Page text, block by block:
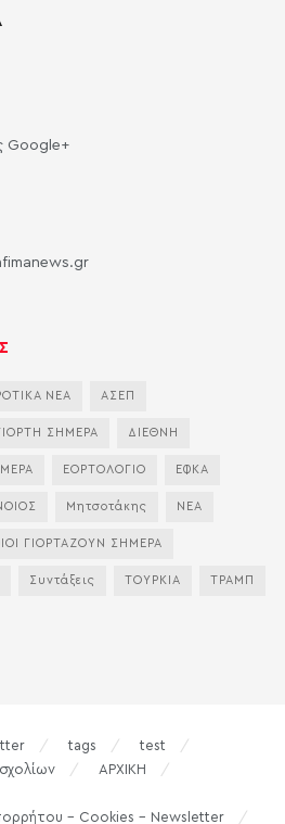
Google+
ΝΕΑ ΑΣΕΠ
ΣΗΜΕΡΑ ΔΙΕΘΝΗ
ΕΟΡΤΟΛΟΓΙΟ ΕΦΚΑ
Μητσοτάκης ΝΕΑ
ΓΙΟΡΤΑΖΟΥΝ ΣΗΜΕΡΑ
Συντάξεις ΤΟΥΡΚΙΑ ΤΡΑΜΠ
tags
test
ΑΡΧΙΚΗ
– Cookies – Newsletter